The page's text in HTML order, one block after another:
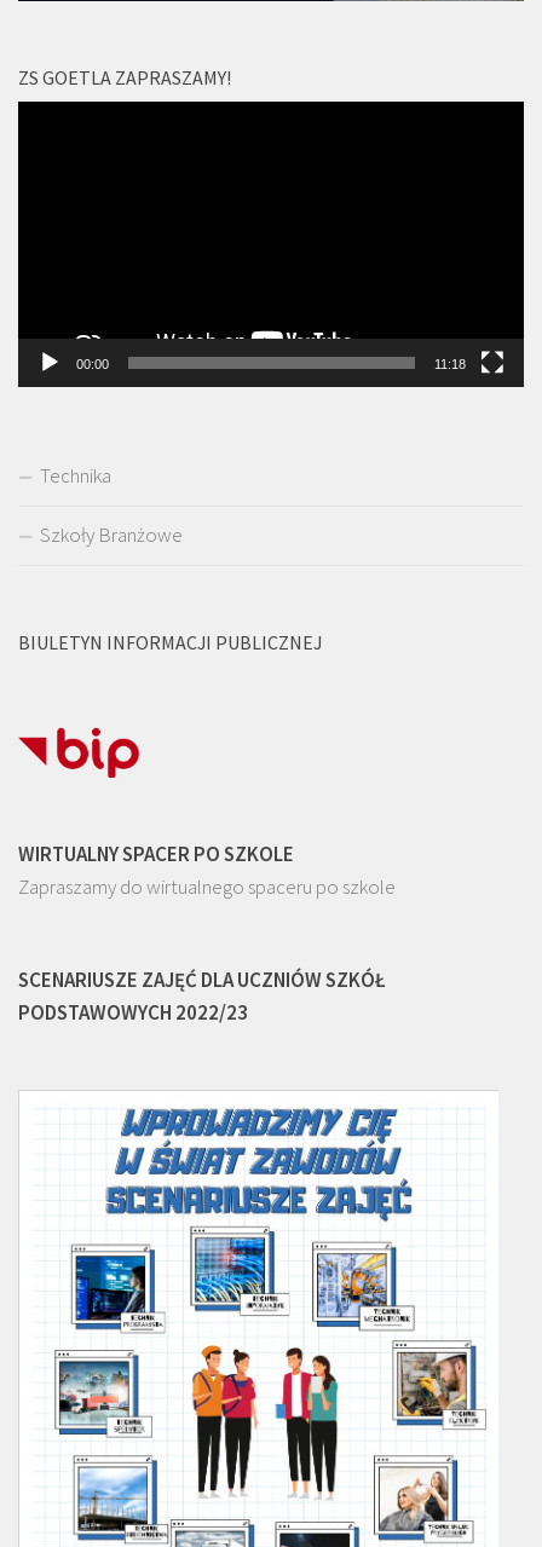
ZS GOETLA ZAPRASZAMY!
00:00 11:18
Technika
Szkoły Branżowe
BIULETYN INFORMACJI PUBLICZNEJ
WIRTUALNY SPACER PO SZKOLE
Zapraszamy do wirtualnego spaceru po szkole
SCENARIUSZE ZAJĘĆ DLA UCZNIÓW SZKÓŁ
PODSTAWOWYCH 2022/23